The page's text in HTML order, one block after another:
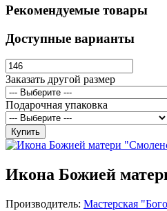
Рекомендуемые товары
Доступные варианты
Заказать другой размер
Подарочная упаковка
Купить
Икона Божией
Производитель: Мастерская